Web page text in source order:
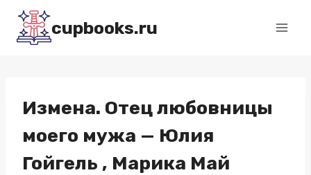
Перейти
содержимому
cupbooks.ru
Измена. Отец любовницы
моего мужа — Юлия
Гойгель , Марика Май